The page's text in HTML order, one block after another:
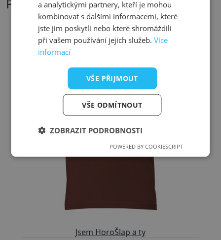
Podobné produkty
Přizpůsobitelný motiv
Jsem HoroŠlap a ty
a analytickými partnery, kteří je mohou
kombinovat s dalšími informacemi, které
jste jim poskytli nebo které shromáždili
při vašem používání jejich služeb.Více
informací
VŠE PŘIJMOUT
VŠE ODMÍTNOUT
ZOBRAZIT PODROBNOSTI
POWERED BY COOKIESCRIPT